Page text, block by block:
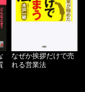
なぜか挨拶だけで売
れる営業法